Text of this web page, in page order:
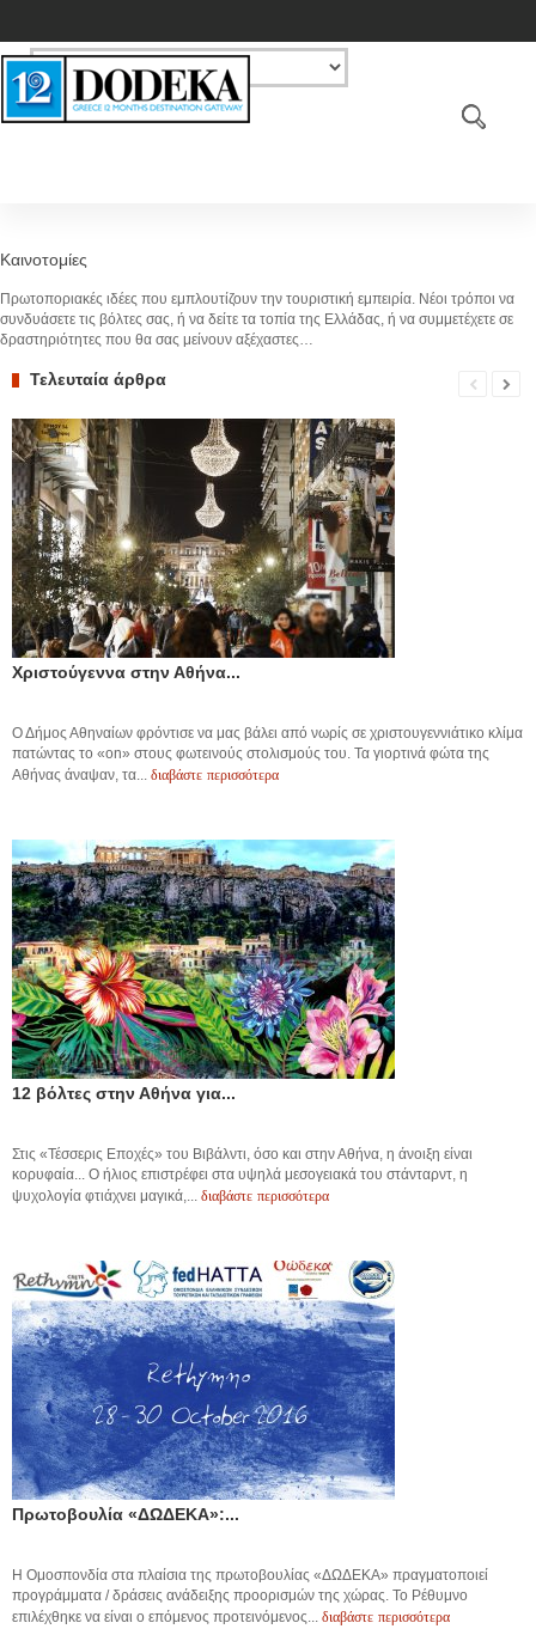
Καινοτομίες
Πρωτοποριακές ιδέες που εμπλουτίζουν την τουριστική εμπειρία. Νέοι τρόποι να
συνδυάσετε τις βόλτες σας, ή να δείτε τα τοπία της Ελλάδας, ή να συμμετέχετε σε
δραστηριότητες που θα σας μείνουν αξέχαστες…
Τελευταία άρθρα
Χριστούγεννα στην Αθήνα...
Ο Δήμος Αθηναίων φρόντισε να μας βάλει από νωρίς σε χριστουγεννιάτικο κλίμα
πατώντας το «on» στους φωτεινούς στολισμούς του. Τα γιορτινά φώτα της
Αθήνας άναψαν, τα... διαβάστε περισσότερα
12 βόλτες στην Αθήνα για...
Στις «Τέσσερις Εποχές» του Βιβάλντι, όσο και στην Αθήνα, η άνοιξη είναι
κορυφαία... Ο ήλιος επιστρέφει στα υψηλά μεσογειακά του στάνταρντ, η
ψυχολογία φτιάχνει μαγικά,... διαβάστε περισσότερα
Πρωτοβουλία «ΔΩΔΕΚΑ»:...
Η Ομοσπονδία στα πλαίσια της πρωτοβουλίας «ΔΩΔΕΚΑ» πραγματοποιεί
προγράμματα / δράσεις ανάδειξης προορισμών της χώρας. Το Ρέθυμνο
επιλέχθηκε να είναι ο επόμενος προτεινόμενος... διαβάστε περισσότερα